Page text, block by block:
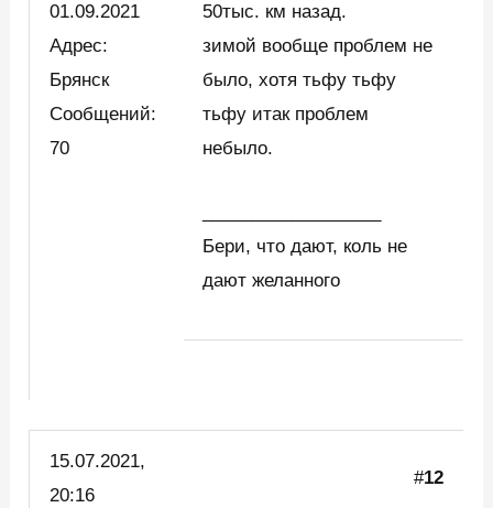
01.09.2021
Адрес:
Брянск
Сообщений:
70
50тыс. км назад.
зимой вообще проблем не
было, хотя тьфу тьфу
тьфу итак проблем
небыло.
Бери, что дают, коль не
дают желанного
15.07.2021,
20:16
#12